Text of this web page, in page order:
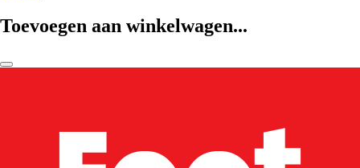
Toevoegen aan winkelwagen...